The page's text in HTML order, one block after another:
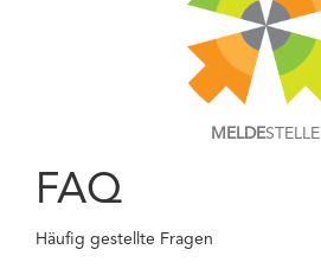
MELDESTELLE
FAQ
Häufig gestellte Fragen